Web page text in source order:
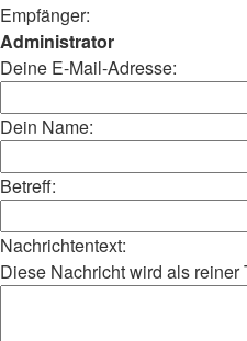
Empfänger:
Administrator
Deine E-Mail-Adresse:
Dein Name:
Betreff:
Nachrichtentext:
Diese Nachricht wird als